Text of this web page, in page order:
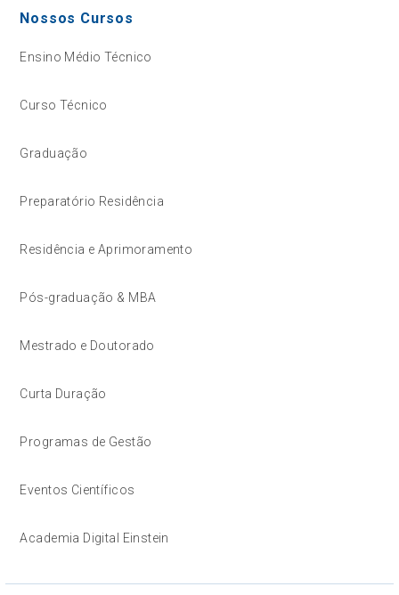
Nossos Cursos
Ensino Médio Técnico
Curso Técnico
Graduação
Preparatório Residência
Residência e Aprimoramento
Pós-graduação & MBA
Mestrado e Doutorado
Curta Duração
Programas de Gestão
Eventos Científicos
Academia Digital Einstein